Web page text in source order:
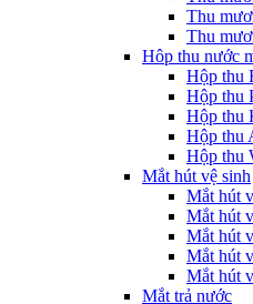
Thu
Thu
Hôp thu nước
Hộp thu
Hộp thu
Hộp thu
Hộp thu
Hộp thu
Mắt hút vệ sinh
Mắt hút
Mắt hút
Mắt hút
Mắt hút
Mắt hút
Mắt trả nước